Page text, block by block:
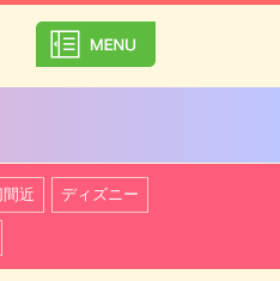
近 ディズニー